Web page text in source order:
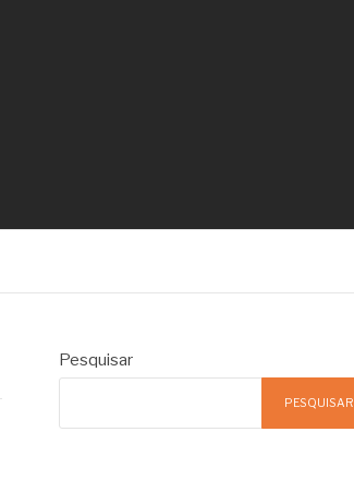
Pesquisar
PESQUISAR